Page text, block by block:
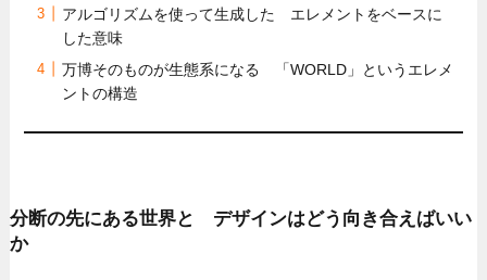
アルゴリズムを使って生成した エレメントをベースに
した意味
万博そのものが生態系になる 「WORLD」というエレメ
ントの構造
分断の先にある世界と デザインはどう向き合えばいい
か